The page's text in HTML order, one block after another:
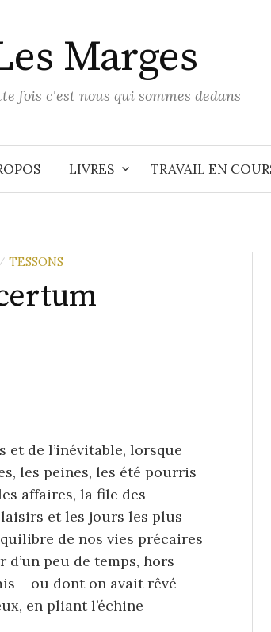
Marges
fois c'est nous qui sommes dedans
LIVRES TRAVAIL EN
/ TESSONS
et de l’inévitable, lorsque
les peines, les été pourris
affaires, la file des
et les jours les plus
de nos vies précaires
peu de temps, hors
– ou dont on avait rêvé –
en pliant l’échine